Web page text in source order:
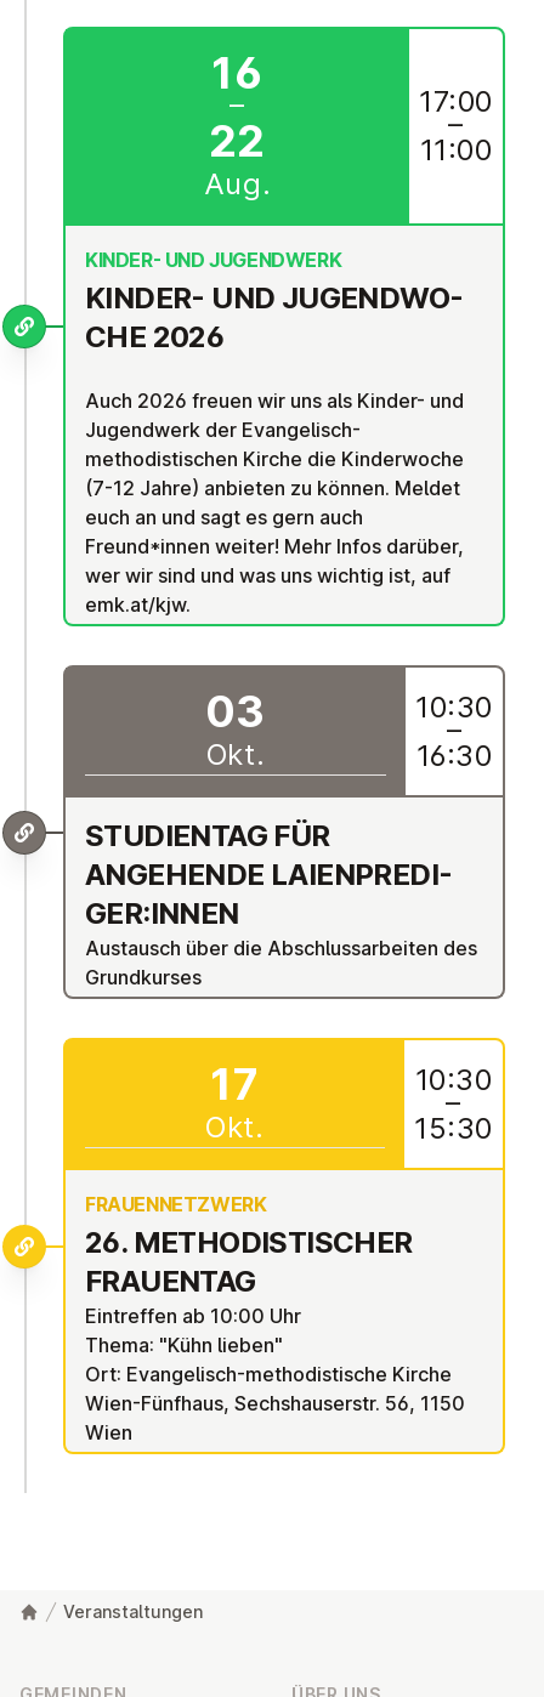
KINDER- UND JU­GEND­WO­
CHE 2026
KINDER- UND JUGENDWERK
Auch 2026 freuen wir uns als Kinder- und
Jugendwerk der Evangelisch-
methodistischen Kirche die Kinderwoche
(7-12 Jahre) anbieten zu können. Meldet
euch an und sagt es gern auch
Freund*innen weiter! Mehr Infos darüber,
wer wir sind und was uns wichtig ist, auf
emk.at/kjw.
16
–
22
Aug.
17:00
–
11:00
STU­DI­EN­TAG FÜR
ANGEHENDE LAI­EN­PRE­DI­
GER:INNEN
Austausch über die Abschlussarbeiten des
Grundkurses
03
Okt.
10:30
–
16:30
26. ME­THO­DIS­TI­SCHER
FRAUENTAG
FRAUEN­NETZWERK
Eintreffen ab 10:00 Uhr
Thema: "Kühn lieben"
Ort: Evangelisch-methodistische Kirche
Wien-Fünfhaus, Sechshauserstr. 56, 1150
Wien
17
Okt.
10:30
–
15:30
Veranstaltungen